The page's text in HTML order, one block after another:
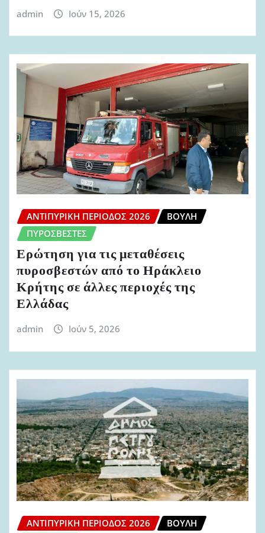
admin Ιούν 15, 2026
ΑΝΤΙΠΥΡΙΚΉ ΠΕΡΊΟΔΟΣ 2026
ΒΟΥΛΉ
ΠΥΡΟΣΒΈΣΤΕΣ
Ερώτηση για τις μεταθέσεις
πυροσβεστών από το Ηράκλειο
Κρήτης σε άλλες περιοχές της
Ελλάδας
admin Ιούν 5, 2026
ΑΝΤΙΠΥΡΙΚΉ ΠΕΡΊΟΔΟΣ 2026
ΒΟΥΛΉ